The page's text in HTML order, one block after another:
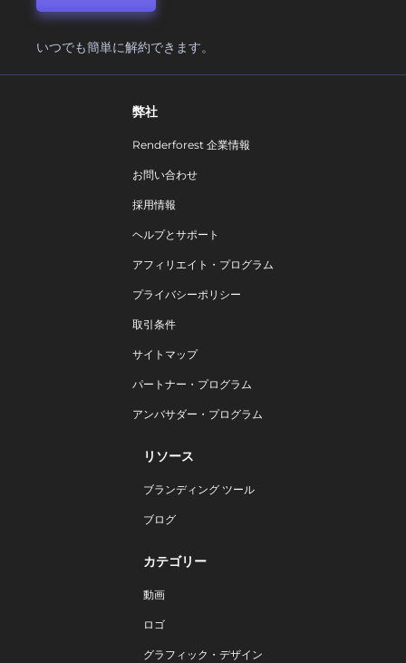
いつでも簡単に解約できます。
弊社
Renderforest 企業情報
お問い合わせ
採用情報
ヘルプとサポート
アフィリエイト・プログラム
プライバシーポリシー
取引条件
サイトマップ
パートナー・プログラム
アンバサダー・プログラム
リソース
ブランディング ツール
ブログ
カテゴリー
動画
ロゴ
グラフィック・デザイン